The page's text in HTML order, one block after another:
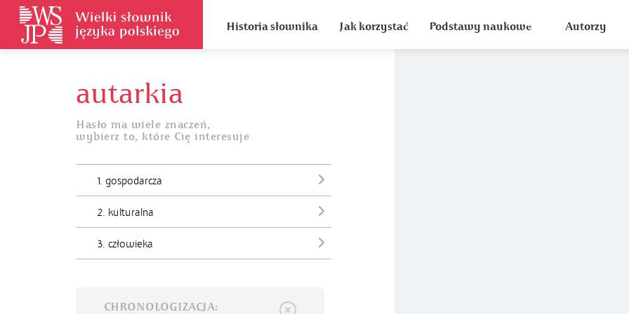
Historia słownika Jak korzystać Podstawy naukowe Autorzy
autarkia
Hasło ma wiele znaczeń,
wybierz to, które Cię interesuje
1. gospodarcza
2. kulturalna
3. człowieka
CHRONOLOGIZACJA: